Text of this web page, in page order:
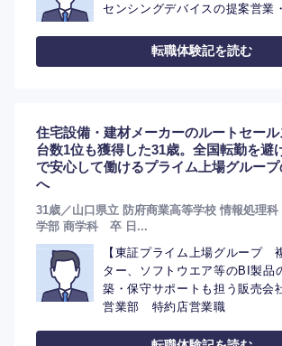
センシングデバイスの提案営業
転職体験記を読む
住宅設備・建材メーカーのルートセー
台数1位も獲得した31歳。全国転勤を避
で安心して働けるプライム上場グルー
へ
31歳／山口県立 防府商業高等学校 情報処理
学部 商学科 卒 日...
【東証プライム上場グループ
ター、ソフトウエア等のBI製品
築・保守サポートも担う販売
営業部 特約店営業職